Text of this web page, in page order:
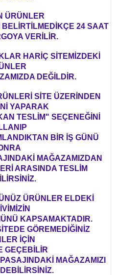
ÜRÜNLER
24 SAAT
VERİLİR.
HARİÇ SİTEMİZDEKİ
DEĞİLDİR.
SİTE ÜZERİNDEN
YAPARAK
TESLİM" SEÇENEĞİNİ
BİR İŞ GÜNÜ
MAĞAZAMIZDAN
ARASINDA TESLİM
ÜRÜNLER ELDEKİ
KAPSAMAKTADIR.
GÖREMEDİĞİNİZ
İÇİN
GEÇEBİLİR
MAĞAZAMIZI